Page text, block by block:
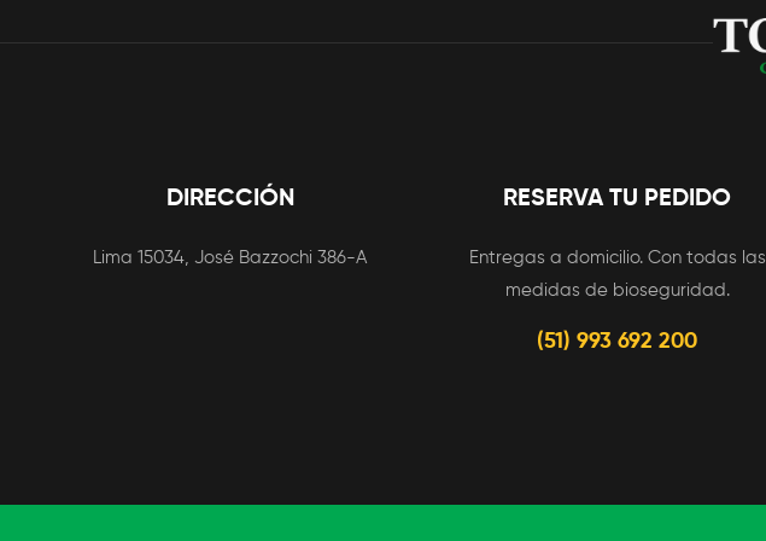
DIRECCIÓN
Lima 15034, José Bazzochi 386-A
RESERVA TU PEDIDO
Entregas a domicilio. Con todas las
medidas de bioseguridad.
(51) 993 692 200